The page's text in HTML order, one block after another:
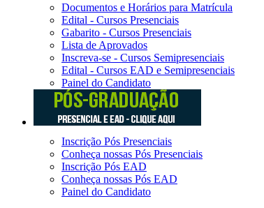
Documentos e Horários para Matrícula
Edital - Cursos Presenciais
Gabarito - Cursos Presenciais
Lista de Aprovados
Inscreva-se - Cursos Semipresenciais
Edital - Cursos EAD e Semipresenciais
Painel do Candidato
Inscrição Pós Presenciais
Conheça nossas Pós Presenciais
Inscrição Pós EAD
Conheça nossas Pós EAD
Painel do Candidato